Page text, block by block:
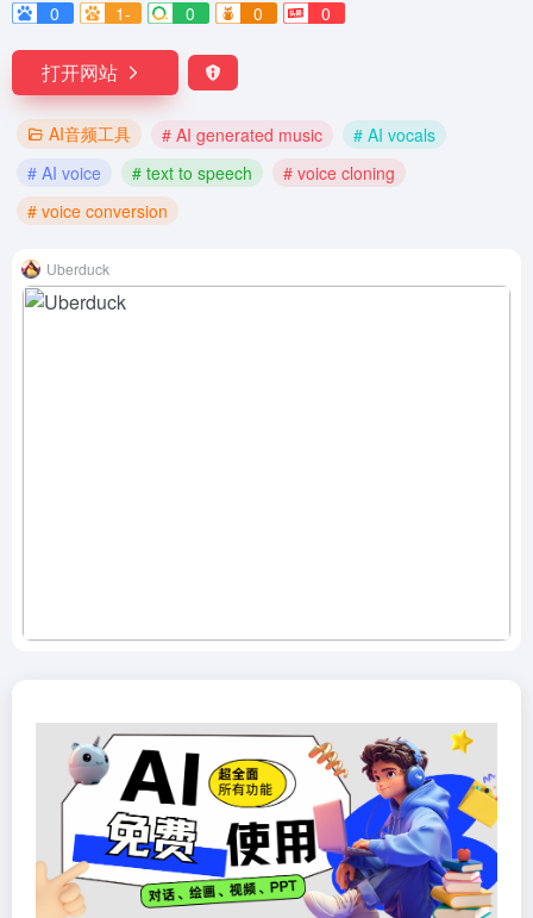
0
1- 0 0 0
打开网站
AI音频工具 # AI generated music
# AI vocals
# AI voice
# text to speech
# voice cloning
# voice conversion
Uberduck